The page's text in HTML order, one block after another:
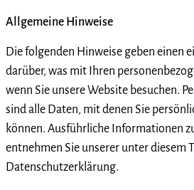
Allgemeine Hinweise
Die folgenden Hinweise geben einen
darüber, was mit Ihren
wenn Sie unsere Website besuchen.
sind alle Daten, mit denen Sie
können. Ausführliche Informationen
entnehmen Sie unserer unter diesem
Datenschutzerklärung.